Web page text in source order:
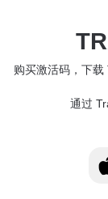
购买激活码，下
通过